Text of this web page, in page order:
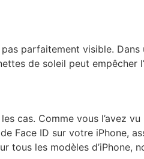
parfaitement visible.
de soleil peut empêcher
cas. Comme vous l’avez
Face ID sur votre iPhone,
les modèles d’iPhone,